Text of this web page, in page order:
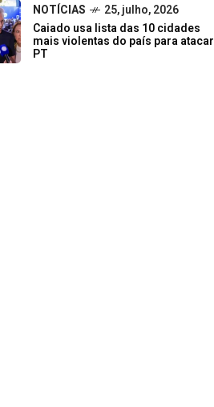
NOTÍCIAS
25, julho, 2026
Caiado usa lista das 10 cidades
mais violentas do país para atacar
PT